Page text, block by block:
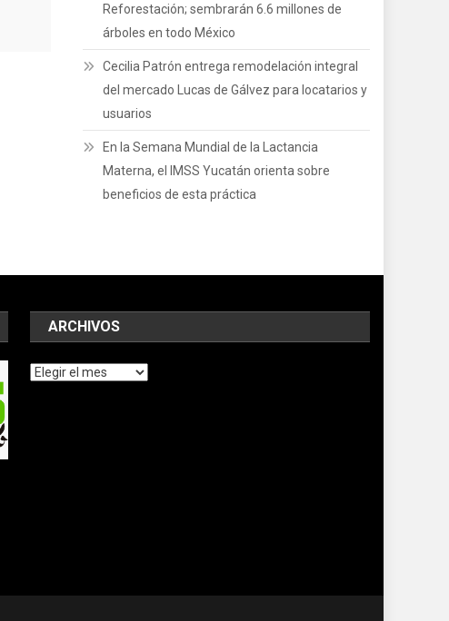
Reforestación; sembrarán 6.6 millones de
árboles en todo México
Cecilia Patrón entrega remodelación integral
del mercado Lucas de Gálvez para locatarios y
usuarios
En la Semana Mundial de la Lactancia
Materna, el IMSS Yucatán orienta sobre
beneficios de esta práctica
ARCHIVOS
Archivos